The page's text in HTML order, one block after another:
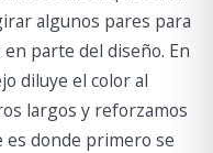
algunos pares para
parte del diseño. En
diluye el color al
largos y reforzamos
es donde primero se